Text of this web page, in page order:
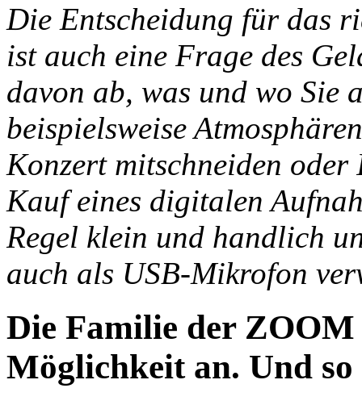
Die Entscheidung für das
ist auch eine Frage des
davon ab, was und wo Sie
beispielsweise
Konzert mitschneiden
Kauf eines digitalen
Regel klein und handlich
auch als USB-Mikrofon
Die Familie der ZOOM
Möglichkeit an. Und so